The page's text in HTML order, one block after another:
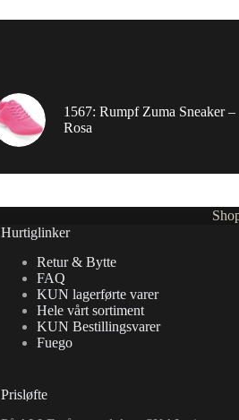
1567: Rumpf Zuma Sneaker –
Rosa
Hurtiglinker
Retur & Bytte
FAQ
KUN lagerførte varer
Hele vårt sortiment
KUN Bestillingsvarer
Fuego
Prisløfte